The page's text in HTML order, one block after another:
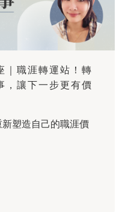
｜職涯轉運站！轉
，讓下一步更有價
塑造自己的職涯價